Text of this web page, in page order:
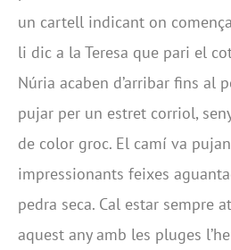
un cartell indicant on
li dic a la Teresa que pari el
Núria acaben d’arribar fins al
pujar per un estret corriol,
de color groc. El camí va
impressionants feixes
pedra seca. Cal estar sempre
aquest any amb les pluges